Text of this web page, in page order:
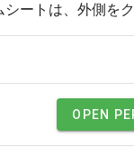
ートは、外側を
OPEN